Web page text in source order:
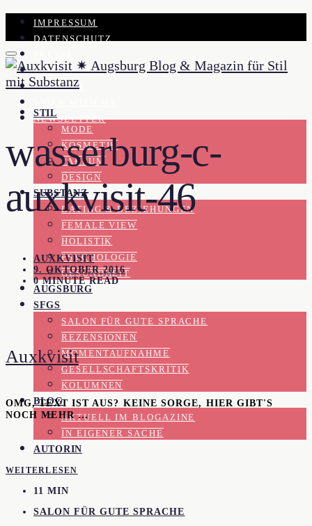
IMPRESSUM
DATENSCHUTZ
KOOPERATION
KONTAKT
NEWSLETTER
STIL
MODE
KOSMETIK
PARFUM
DESIGN
SUBSTANZ
DATING & BEZIEHUNGEN
FEMALE VIEW
HOLISTIK
PSYCHOLOGIE
GESUNDHEIT
AUGSBURG
SFGS
SALON FÜR GUTE SPRACHE
REZENSIONEN
MOMENTAUFNAHME
GESELLSCHAFTSKRITIK
KOLUMNEN
BLOG
AKTUELL IM BLOGAZINE
IN EIGENER SACHE
AUTORIN
wasserburg-c-
auxkvisit-46
AUXKVISIT
9. OKTOBER 2016
0 MINUTE READ
Auxkvisit
OMG, TEXT IST AUS? KEINE SORGE, HIER GIBT'S
NOCH MEHR …
WEITERLESEN
11 MIN
SALON FÜR GUTE SPRACHE